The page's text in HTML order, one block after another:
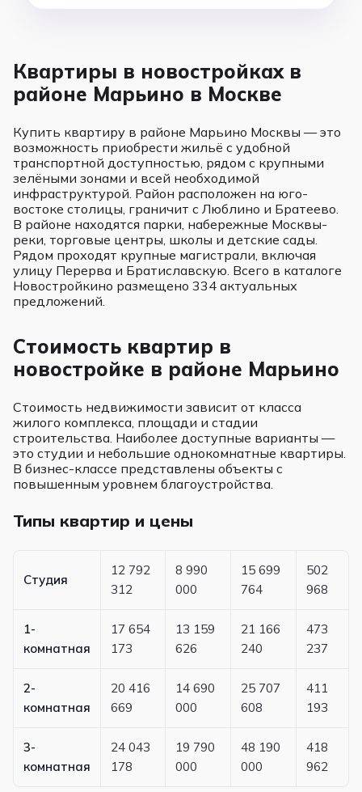
Квартиры в новостройках в
районе Марьино в Москве
Купить квартиру в районе Марьино Москвы — это
возможность приобрести жильё с удобной
транспортной доступностью, рядом с крупными
зелёными зонами и всей необходимой
инфраструктурой. Район расположен на юго-
востоке столицы, граничит с Люблино и Братеево.
В районе находятся парки, набережные Москвы-
реки, торговые центры, школы и детские сады.
Рядом проходят крупные магистрали, включая
улицу Перерва и Братиславскую. Всего в каталоге
Новостройкино размещено 334 актуальных
предложений.
Стоимость квартир в
новостройке в районе Марьино
Стоимость недвижимости зависит от класса
жилого комплекса, площади и стадии
строительства. Наиболее доступные варианты —
это студии и небольшие однокомнатные квартиры.
В бизнес-классе представлены объекты с
повышенным уровнем благоустройства.
Типы квартир и цены
Студия
12 792
312
8 990
000
15 699
764
502
968
1-
комнатная
17 654
173
13 159
626
21 166
240
473
237
2-
комнатная
20 416
669
14 690
000
25 707
608
411
193
3-
комнатная
24 043
178
19 790
000
48 190
000
418
962